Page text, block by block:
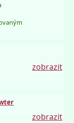
zobrazit
zobrazit